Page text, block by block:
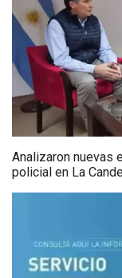
Analizaron nuevas
policial en La